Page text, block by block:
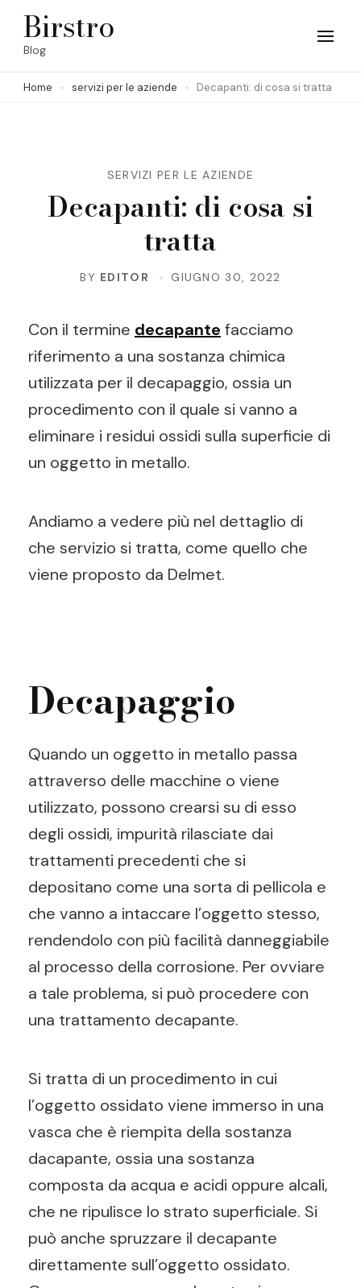
Skip
(Press
Birstro
Blog
Home servizi per le aziende Decapanti: di cosa si tratta
SERVIZI PER LE AZIENDE
Decapanti: di cosa si
tratta
BY EDITOR GIUGNO 30, 2022
Con il termine decapante facciamo
riferimento a una sostanza chimica
utilizzata per il decapaggio, ossia un
procedimento con il quale si vanno a
eliminare i residui ossidi sulla superficie di
un oggetto in metallo.
Andiamo a vedere più nel dettaglio di
che servizio si tratta, come quello che
viene proposto da Delmet.
Decapaggio
Quando un oggetto in metallo passa
attraverso delle macchine o viene
utilizzato, possono crearsi su di esso
degli ossidi, impurità rilasciate dai
trattamenti precedenti che si
depositano come una sorta di pellicola e
che vanno a intaccare l’oggetto stesso,
rendendolo con più facilità danneggiabile
al processo della corrosione. Per ovviare
a tale problema, si può procedere con
una trattamento decapante.
Si tratta di un procedimento in cui
l’oggetto ossidato viene immerso in una
vasca che è riempita della sostanza
dacapante, ossia una sostanza
composta da acqua e acidi oppure alcali,
che ne ripulisce lo strato superficiale. Si
può anche spruzzare il decapante
direttamente sull’oggetto ossidato.